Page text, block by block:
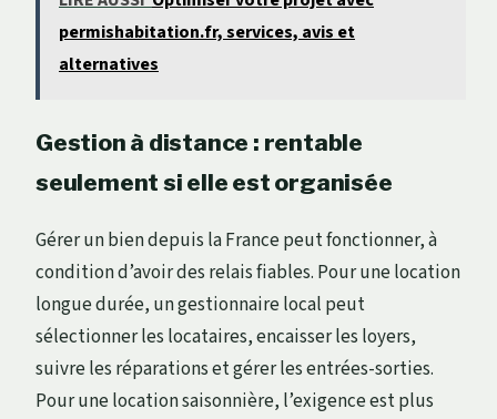
permishabitation.fr, services, avis et
alternatives
Gestion à distance : rentable
seulement si elle est organisée
Gérer un bien depuis la France peut fonctionner, à
condition d’avoir des relais fiables. Pour une location
longue durée, un gestionnaire local peut
sélectionner les locataires, encaisser les loyers,
suivre les réparations et gérer les entrées-sorties.
Pour une location saisonnière, l’exigence est plus